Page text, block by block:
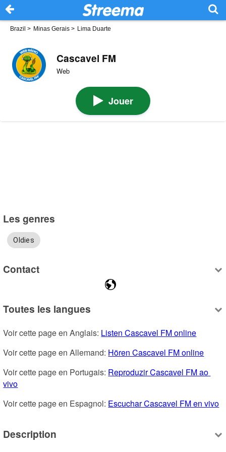
Brazil > Minas Gerais > Lima Duarte
Cascavel FM
Web
Jouer
Les genres
Oldies
Contact
Toutes les langues
Voir cette page en Anglais: Listen Cascavel FM online
Voir cette page en Allemand: Hören Cascavel FM online
Voir cette page en Portugais: Reproduzir Cascavel FM ao
vivo
Voir cette page en Espagnol: Escuchar Cascavel FM en vivo
Description